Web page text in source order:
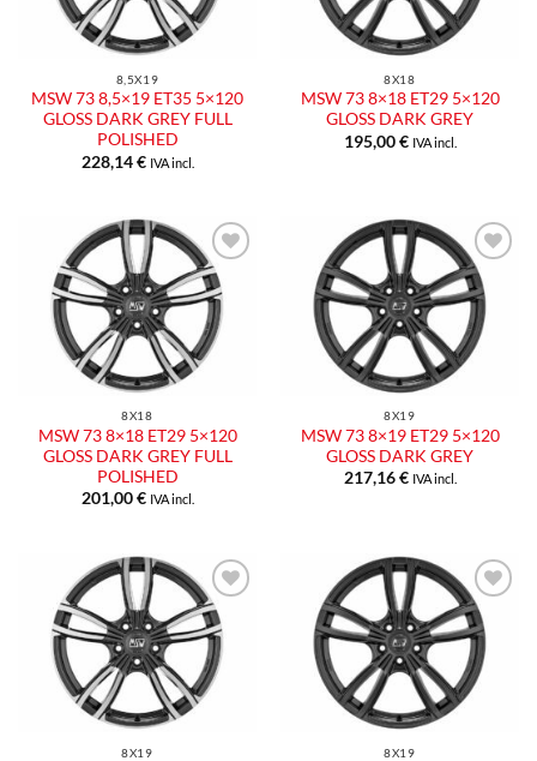
8,5X19
MSW 73 8,5×19 ET35 5×120
GLOSS DARK GREY FULL
POLISHED
228,14€ IVA incl.
8X18
MSW 73 8×18 ET29 5×120
GLOSS DARK GREY
195,00€ IVA incl.
Aggiungi
alla lista
dei
desideri
8X18
MSW 73 8×18 ET29 5×120
GLOSS DARK GREY FULL
POLISHED
201,00€ IVA incl.
Aggiungi
alla lista
dei
desideri
8X19
MSW 73 8×19 ET29 5×120
GLOSS DARK GREY
217,16€ IVA incl.
Aggiungi
alla lista
dei
desideri
8X19
Aggiungi
alla lista
dei
desideri
8X19